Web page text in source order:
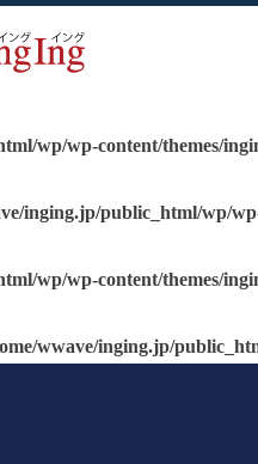
wp/wp-content/themes/
inging.jp/public_html/wp/
wp/wp-content/themes/
wwave/inging.jp/